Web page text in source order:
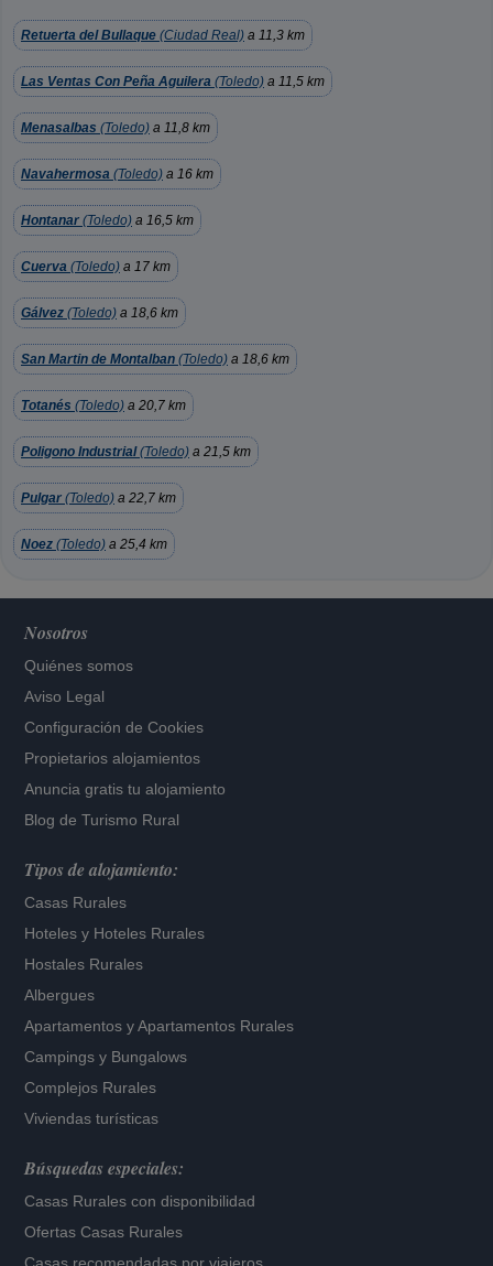
Retuerta del Bullaque (Ciudad Real) a 11,3 km
Las Ventas Con Peña Aguilera (Toledo) a 11,5 km
Menasalbas (Toledo) a 11,8 km
Navahermosa (Toledo) a 16 km
Hontanar (Toledo) a 16,5 km
Cuerva (Toledo) a 17 km
Gálvez (Toledo) a 18,6 km
San Martin de Montalban (Toledo) a 18,6 km
Totanés (Toledo) a 20,7 km
Poligono Industrial(Toledo) a 21,5 km
Pulgar (Toledo) a 22,7 km
Noez (Toledo) a 25,4 km
Nosotros
Quiénes somos
Aviso Legal
Configuración de Cookies
Propietarios alojamientos
Anuncia gratis tu alojamiento
Blog de Turismo Rural
Tipos de alojamiento:
Casas Rurales
Hoteles y Hoteles Rurales
Hostales Rurales
Albergues
Apartamentos yApartamentos Rurales
Campings y Bungalows
Complejos Rurales
Viviendas turísticas
Búsquedas especiales:
Casas Rurales con disponibilidad
Ofertas Casas Rurales